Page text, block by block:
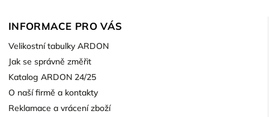
INFORMACE PRO VÁS
Velikostní tabulky ARDON
Jak se správně změřit
Katalog ARDON 24/25
O naší firmě a kontakty
Reklamace a vrácení zboží